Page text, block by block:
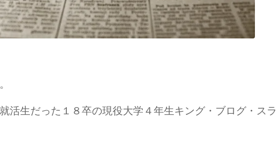
活生だった１８卒の現役大学４年生キング・ブログ・スラ